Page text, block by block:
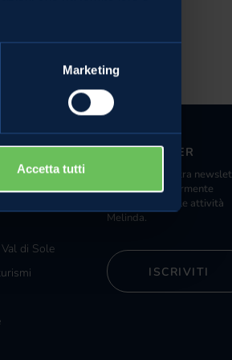
Marketing
Accetta tutti
distribuzione
di Sole
NEWSLETTER
Iscriviti alla nostra
riceverai regolarmente
informazioni sulle attività
Melinda.
ISCRIVITI